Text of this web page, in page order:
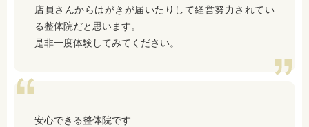
店員さんからはがきが届いたりして経営努力されてい
る整体院だと思います。
是非一度体験してみてください。
安心できる整体院です